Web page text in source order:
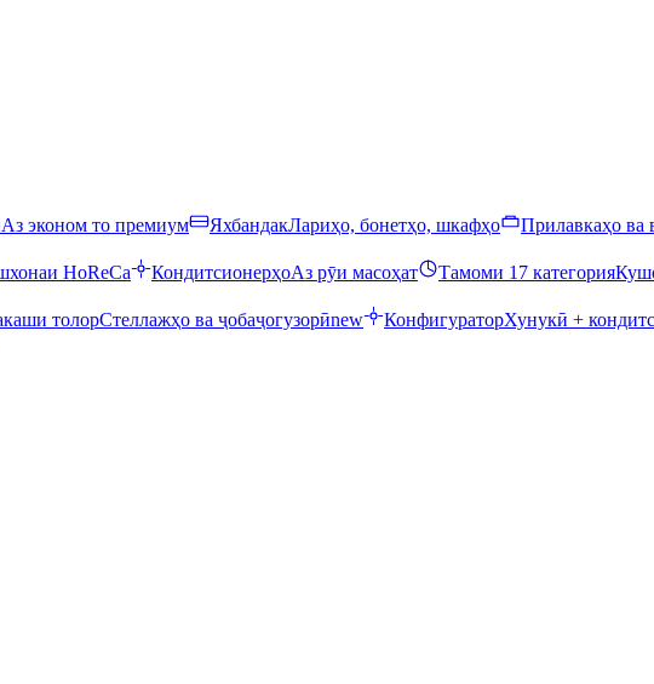
Аз эконом то премиум ЯхбандакЛариҳо, бонетҳо, шкафҳо Прилавкаҳо ва
HoReCa КондитсионерҳоАз рӯи масоҳат Тамоми 17 категория
толорСтеллажҳо ва ҷобаҷогузорӣnew КонфигураторХунукӣ +